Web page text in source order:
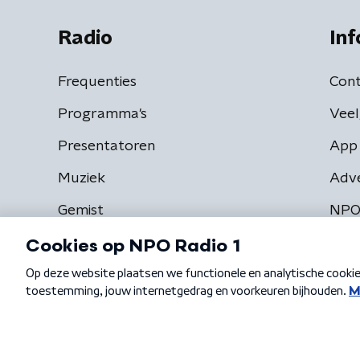
Radio
Frequenties
Programma's
Presentatoren
Muziek
Gemist
App
Algemene voorwaarden Privacybeleid